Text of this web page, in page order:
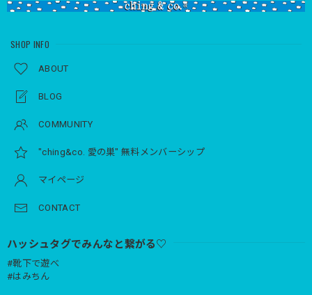
SHOP INFO
ABOUT
BLOG
COMMUNITY
"ching&co. 愛の巣" 無料メンバーシップ
マイページ
CONTACT
ハッシュタグでみんなと繋がる♡
#靴下で遊べ
#はみちん